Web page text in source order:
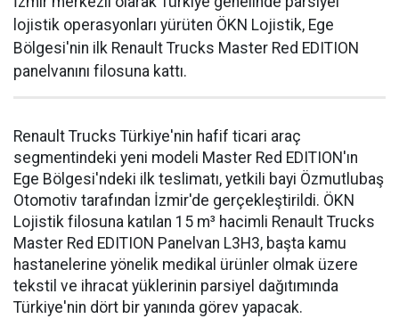
lojistik operasyonları yürüten ÖKN Lojistik, Ege
Bölgesi'nin ilk Renault Trucks Master Red EDITION
panelvanını filosuna kattı.
Renault Trucks Türkiye'nin hafif ticari araç
segmentindeki yeni modeli Master Red EDITION'ın
Ege Bölgesi'ndeki ilk teslimatı, yetkili bayi Özmutlubaş
Otomotiv tarafından İzmir'de gerçekleştirildi. ÖKN
Lojistik filosuna katılan 15 m³ hacimli Renault Trucks
Master Red EDITION Panelvan L3H3, başta kamu
hastanelerine yönelik medikal ürünler olmak üzere
tekstil ve ihracat yüklerinin parsiyel dağıtımında
Türkiye'nin dört bir yanında görev yapacak.